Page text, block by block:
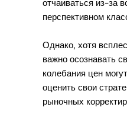
отчаиваться из-за
перспективном
Однако, хотя
важно осознавать
колебания цен
оценить свои
рыночных